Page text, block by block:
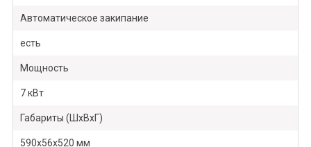
Автоматическое закипание
есть
Мощность
7 кВт
Габариты (ШхВхГ)
590х56х520 мм